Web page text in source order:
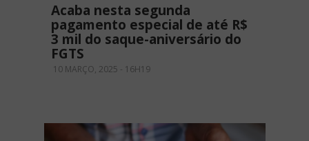
Acaba nesta segunda
pagamento especial de até R$
3 mil do saque-aniversário do
FGTS
10 MARÇO, 2025 - 16H19